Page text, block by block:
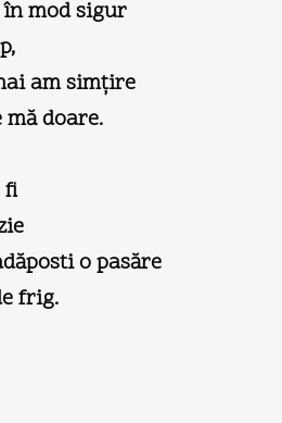
în mod sigur
am simţire
doare.
fi
o pasăre
frig.